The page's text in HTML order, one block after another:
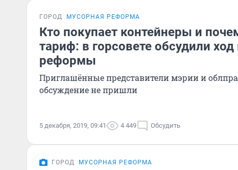
ГОРОД МУСОРНАЯ РЕФОРМА
Кто покупает контейнеры и
тариф: в горсовете обсудили
реформы
Приглашённые представители мэрии и
обсуждение не пришли
5 декабря, 2019, 09:41 4 449 Обсудить
ГОРОД МУСОРНАЯ РЕФОРМА